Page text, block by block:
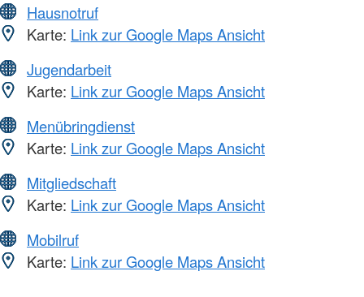
Hausnotruf
Karte: Link zur Google Maps Ansicht
Jugendarbeit
Karte: Link zur Google Maps Ansicht
Menübringdienst
Karte: Link zur Google Maps Ansicht
Mitgliedschaft
Karte: Link zur Google Maps Ansicht
Mobilruf
Karte: Link zur Google Maps Ansicht